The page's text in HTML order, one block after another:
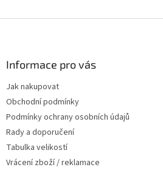
Informace pro vás
Jak nakupovat
Obchodní podmínky
Podmínky ochrany osobních údajů
Rady a doporučení
Tabulka velikostí
Vrácení zboží / reklamace